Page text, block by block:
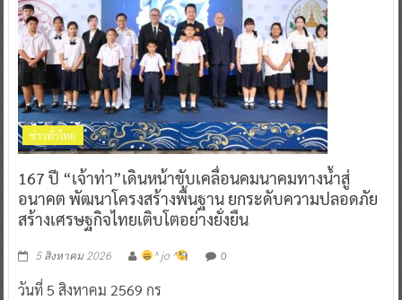
ข่าวทั่วไทย
167 ปี “เจ้าท่า”เดินหน้าขับเคลื่อนคมนาคมทางน้ำสู่
อนาคต พัฒนาโครงสร้างพื้นฐาน ยกระดับความปลอดภัย
สร้างเศรษฐกิจไทยเติบโตอย่างยั่งยืน
5 สิงหาคม 2026 ^ jo ^ 0
วันที่ 5 สิงหาคม 2569 กร